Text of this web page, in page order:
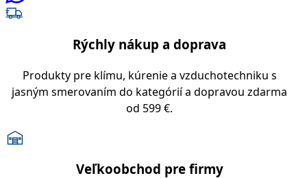
Rýchly nákup a doprava
Produkty pre klímu, kúrenie a vzduchotechniku s
jasným smerovaním do kategórií a dopravou zdarma
od 599 €.
Veľkoobchod pre firmy